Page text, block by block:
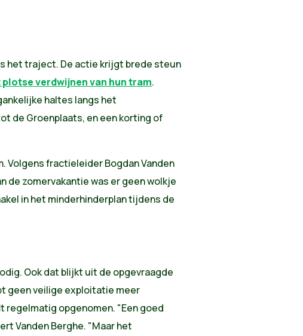
het traject. De actie krijgt brede steun
verdwijnen van hun tram.
haltes langs het
de Groenplaats, en een korting of
Volgens fractieleider Bogdan Vanden
de zomervakantie was er geen wolkje
in het minderhinderplan tijdens de
Ook dat blijkt uit de opgevraagde
geen veilige exploitatie meer
regelmatig opgenomen. "Een goed
Vanden Berghe. "Maar het